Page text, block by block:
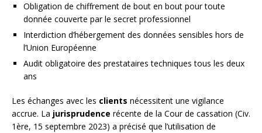
Obligation de chiffrement de bout en bout pour toute
donnée couverte par le secret professionnel
Interdiction d’hébergement des données sensibles hors de
l’Union Européenne
Audit obligatoire des prestataires techniques tous les deux
ans
Les échanges avec les clients nécessitent une vigilance
accrue. La jurisprudence récente de la Cour de cassation (Civ.
1ère, 15 septembre 2023) a précisé que l’utilisation de